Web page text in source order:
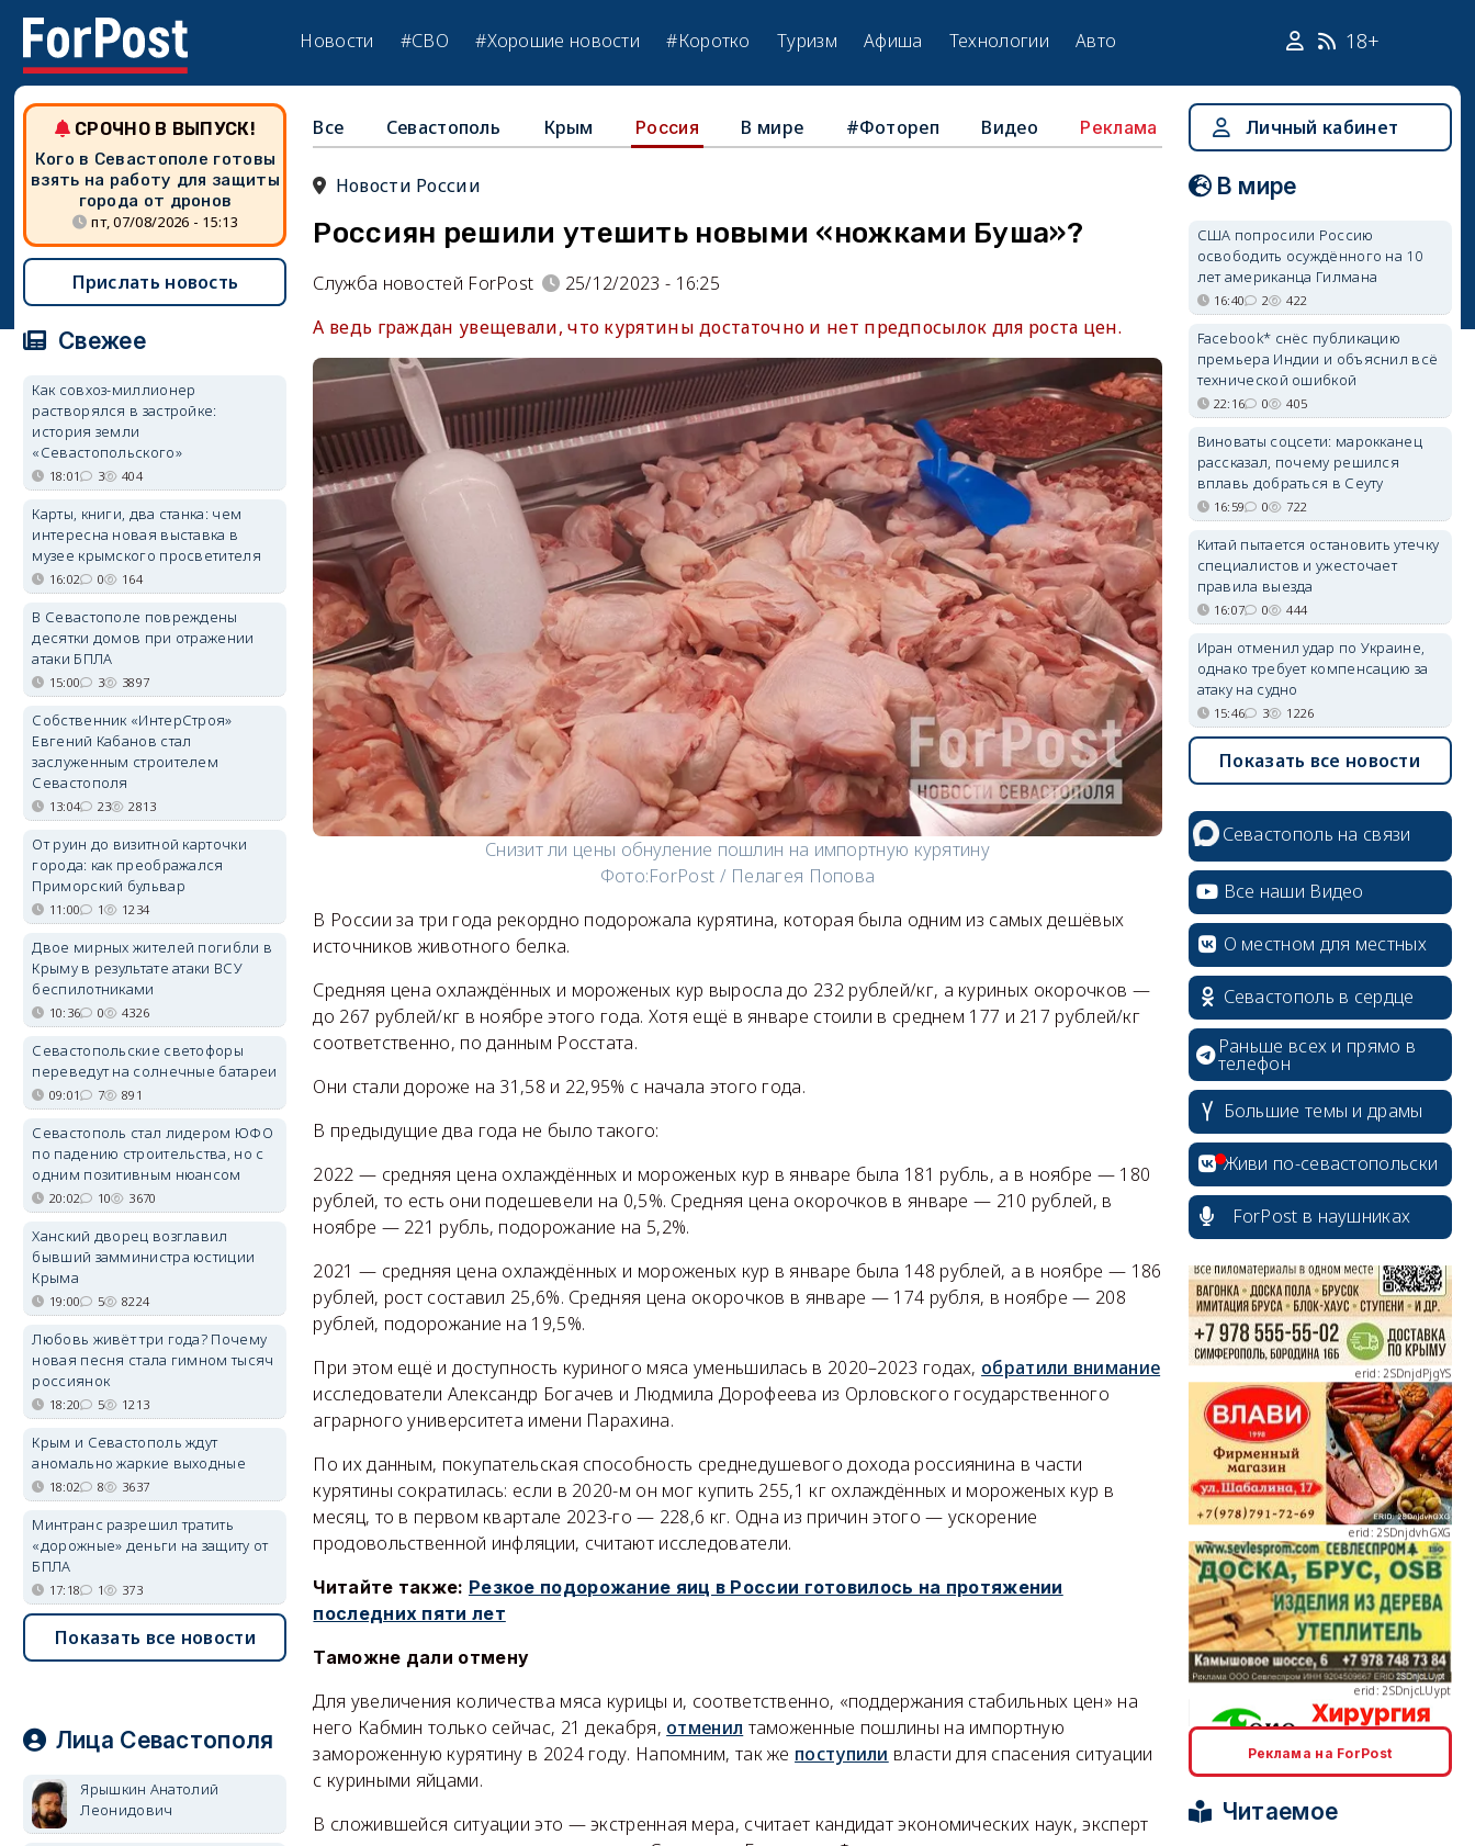
Новости #СВО #Хорошие новости #Коротко Туризм Афиша Технологии Авто 18+
Все Севастополь Крым Россия В мире #Фотореп Видео Реклама
Новости России
Россиян решили утешить новыми «ножками Буша»?
Служба новостей ForPost
25/12/2023 - 16:25
А ведь граждан увещевали, что курятины достаточно и нет предпосылок для роста цен.
Снизит ли цены обнуление пошлин на импортную курятину
Фото:ForPost / Пелагея Попова
В России за три года рекордно подорожала курятина, которая была одним из самых дешёвых
источников животного белка.
Средняя цена охлаждённых и мороженых кур выросла до 232 рублей/кг, а куриных окорочков —
до 267 рублей/кг в ноябре этого года. Хотя ещё в январе стоили в среднем 177 и 217 рублей/кг
соответственно, по данным Росстата.
Они стали дороже на 31,58 и 22,95% с начала этого года.
В предыдущие два года не было такого:
2022 — средняя цена охлаждённых и мороженых кур в январе была 181 рубль, а в ноябре — 180
рублей, то есть они подешевели на 0,5%. Средняя цена окорочков в январе — 210 рублей, в
ноябре — 221 рубль, подорожание на 5,2%.
2021 — средняя цена охлаждённых и мороженых кур в январе была 148 рублей, а в ноябре — 186
рублей, рост составил 25,6%. Средняя цена окорочков в январе — 174 рубля, в ноябре — 208
рублей, подорожание на 19,5%.
При этом ещё и доступность куриного мяса уменьшилась в 2020–2023 годах, обратили внимание
исследователи Александр Богачев и Людмила Дорофеева из Орловского государственного
аграрного университета имени Парахина.
По их данным, покупательская способность среднедушевого дохода россиянина в части
курятины сократилась: если в 2020-м он мог купить 255,1 кг охлаждённых и мороженых кур в
месяц, то в первом квартале 2023-го — 228,6 кг. Одна из причин этого — ускорение
продовольственной инфляции, считают исследователи.
Читайте также: Резкое подорожание яиц в России готовилось на протяжении
последних пяти лет
Таможне дали отмену
Для увеличения количества мяса курицы и, соответственно, «поддержания стабильных цен» на
него Кабмин только сейчас, 21 декабря, отменил таможенные пошлины на импортную
замороженную курятину в 2024 году. Напомним, так же поступили власти для спасения ситуации
с куриными яйцами.
В сложившейся ситуации это — экстренная мера, считает кандидат экономических наук, эксперт
СРОЧНО В ВЫПУСК!
Кого в Севастополе готовы
взять на работу для защиты
города от дронов
пт, 07/08/2026 - 15:13
Прислать новость
Свежее
Как совхоз-миллионер
растворялся в застройке:
история земли
«Севастопольского»
18:01 3 404
Карты, книги, два станка: чем
интересна новая выставка в
музее крымского просветителя
16:02 0 164
В Севастополе повреждены
десятки домов при отражении
атаки БПЛА
15:00 3 3897
Собственник «ИнтерСтроя»
Евгений Кабанов стал
заслуженным строителем
Севастополя
13:04 23 2813
От руин до визитной карточки
города: как преображался
Приморский бульвар
11:00 1 1234
Двое мирных жителей погибли в
Крыму в результате атаки ВСУ
беспилотниками
10:36 0 4326
Севастопольские светофоры
переведут на солнечные батареи
09:01 7 891
Севастополь стал лидером ЮФО
по падению строительства, но с
одним позитивным нюансом
20:02 10 3670
Ханский дворец возглавил
бывший замминистра юстиции
Крыма
19:00 5 8224
Любовь живёт три года? Почему
новая песня стала гимном тысяч
россиянок
18:20 5 1213
Крым и Севастополь ждут
аномально жаркие выходные
18:02 8 3637
Минтранс разрешил тратить
«дорожные» деньги на защиту от
БПЛА
17:18 1 373
Показать все новости
Лица Севастополя
Ярышкин Анатолий
Леонидович
Личный кабинет
В мире
США попросили Россию
освободить осуждённого на 10
лет американца Гилмана
16:40 2 422
Facebook* снёс публикацию
премьера Индии и объяснил всё
технической ошибкой
22:16 0 405
Виноваты соцсети: марокканец
рассказал, почему решился
вплавь добраться в Сеуту
16:59 0 722
Китай пытается остановить утечку
специалистов и ужесточает
правила выезда
16:07 0 444
Иран отменил удар по Украине,
однако требует компенсацию за
атаку на судно
15:46 3 1226
Показать все новости
Севастополь на связи
Все наши Видео
О местном для местных
Севастополь в сердце
Раньше всех и прямо в
телефон
Большие темы и драмы
Живи по-севастопольски
ForPost в наушниках
erid: 2SDnjcrDNw6
erid: 2SDnjdPjgYS
erid: 2SDnjdvhGXG
erid: 2SDnjcLUypt
erid: 2SDnjcrDNw6
Реклама на ForPost
Читаемое